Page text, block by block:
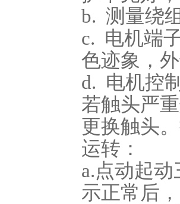
b. 测量绕
c. 电机端
色迹象，
d. 电机控
若触头严
更换触头
运转：
a.点动起
示正常后